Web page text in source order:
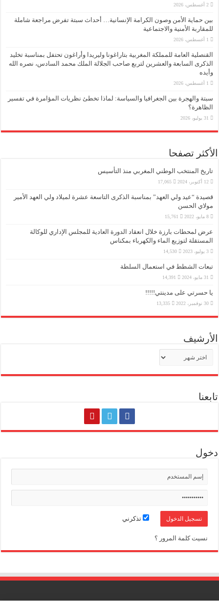
2 أغسطس، 2026
بين حماية الأمن وصون الكرامة الإنسانية… أحداث سبتة تفرض مراجعة شاملة
للمقاربة الأمنية والاجتماعية
1 أغسطس، 2026
القنصلية العامة للمملكة المغربية بتاراغونا وليريدا وأراغون تحتفل بمناسبة تخليد
الذكرى السابعة والعشرين لتربع صاحب الجلالة الملك محمد السادس، نصره الله
وأيده
1 أغسطس، 2026
سبتة والهجرة بين الجغرافيا والسياسة: لماذا تخطئ نظريات المؤامرة في تفسير
الظاهرة؟
31 يوليو، 2026
الأكثر تصفحا
تاريخ المنتخب الوطني المغربي منذ التأسيس
12 أكتوبر، 2024 17,065
قصيدة “عيد ولي العهد” بمناسبة الذكرى التاسعة عشرة لميلاد ولي العهد الأمير
مولاي الحسن
8 مايو، 2022 15,761
عرض لمحطات بارزة خلال انعقاد الدورة العادية للمجلس الإداري للوكالة
المستقلة لتوزيع الماء والكهرباء بمكناس
3 يوليو، 2023 14,530
تبعات الشطط في استعمال السلطة
31 مايو، 2024 14,391
يا حسرتي على مدينتي!!!!!
30 نوفمبر، 2022 13,335
الأرشيف
تابعنا
دخول
تذكرني
نسيت كلمة المرور ؟